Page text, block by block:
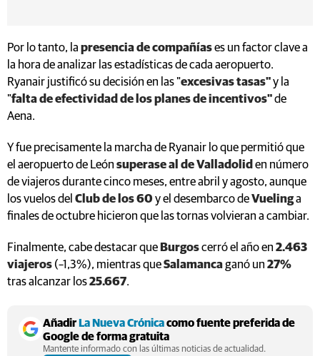
Por lo tanto, la presencia de compañíases un factor clave a
la hora de analizar las estadísticas de cada aeropuerto.
Ryanair justificó su decisión en las "excesivas tasas"y la
"falta de efectividad de los planes de incentivos"de
Aena.
Y fue precisamente la marcha de Ryanair lo que permitió que
el aeropuerto de León superase al de Valladolid en número
de viajeros durante cinco meses, entre abril y agosto, aunque
los vuelos del Club de los 60 y el desembarco deVuelinga
finales de octubre hicieron que las tornas volvieran a cambiar.
Finalmente, cabe destacar que Burgoscerró el año en 2.463
viajeros (–1,3%), mientras queSalamanca ganó un 27%
tras alcanzar los25.667.
AñadirLa Nueva Crónicacomo fuente preferida de
Google de forma gratuita
Mantente informado con las últimas noticias de actualidad.